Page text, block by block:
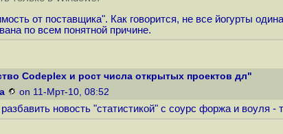
от поставщика". Как говорится, не все йогурты
по всем понятной причине.
Codeplex и рост числа открытых проектов дл"
on 11-Мрт-10, 08:52
новость "статистикой" с соурс форжа и воуля